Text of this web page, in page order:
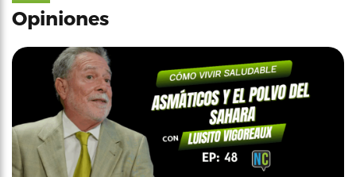
Opiniones